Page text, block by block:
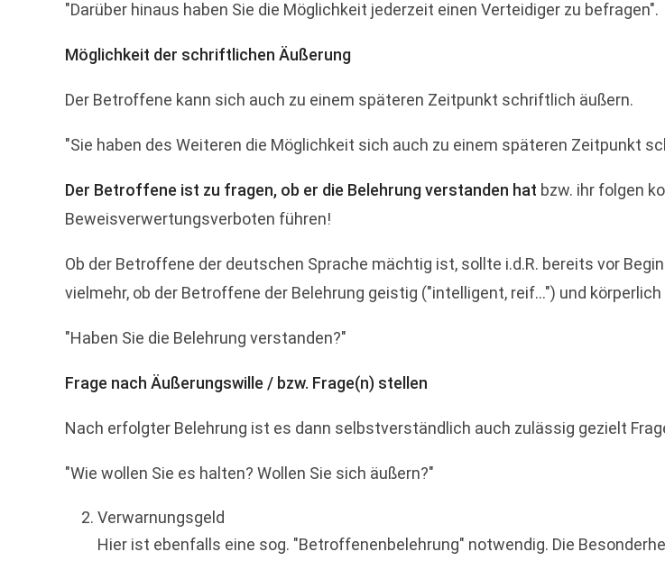
"Darüber hinaus haben Sie die Möglichkeit jederzeit einen Verteidiger zu befragen".
Möglichkeit der schriftlichen Äußerung
Der Betroffene kann sich auch zu einem späteren Zeitpunkt schriftlich äußern.
"Sie haben des Weiteren die Möglichkeit sich auch zu einem späteren Zeitpunkt
Der Betroffene ist zu fragen, ob er die Belehrung verstanden hat bzw. ihr folgen
Beweisverwertungsverboten führen!
Ob der Betroffene der deutschen Sprache mächtig ist, sollte i.d.R. bereits vor
vielmehr, ob der Betroffene der Belehrung geistig ("intelligent, reif...") und
"Haben Sie die Belehrung verstanden?"
Frage nach Äußerungswille / bzw. Frage(n) stellen
Nach erfolgter Belehrung ist es dann selbstverständlich auch zulässig gezielt
"Wie wollen Sie es halten? Wollen Sie sich äußern?"
Verwarnungsgeld
Hier ist ebenfalls eine sog. "Betroffenenbelehrung" notwendig. Die